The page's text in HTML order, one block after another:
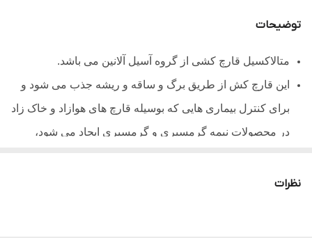
توضیحات
متالاکسیل قارچ کشی از گروه آسیل آلانین می باشد.
این قارچ کش از طریق برگ و ساقه و ریشه جذب می شود و
برای کنترل بیماری هایی که بوسیله قارچ های هوازاد و خاک زاد
در محصولات نیمه گرمسیری و گرمسیری ایجاد می شود،
متالاکسیل پس از جذب با جلوگیری از سنتز پروتئین در قارچ ها
نظرات